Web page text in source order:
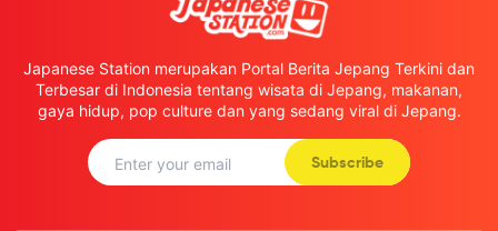
Japanese Station merupakan Portal Berita Jepang Terkini dan
Terbesar di Indonesia tentang wisata di Jepang, makanan,
gaya hidup, pop culture dan yang sedang viral di Jepang.
Subscribe